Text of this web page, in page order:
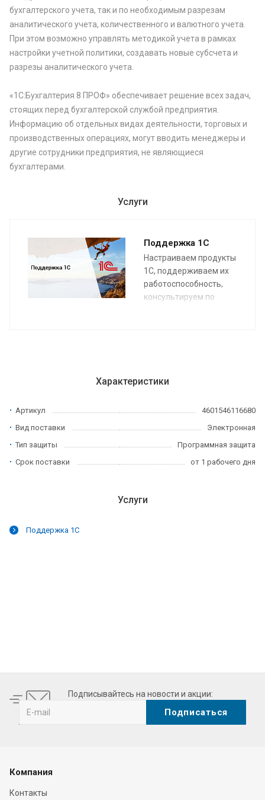
бухгалтерского учета, так и по необходимым разрезам
аналитического учета, количественного и валютного учета.
При этом возможно управлять методикой учета в рамках
настройки учетной политики, создавать новые субсчета и
разрезы аналитического учета.
«1С:Бухгалтерия 8 ПРОФ» обеспечивает решение всех задач,
стоящих перед бухгалтерской службой предприятия.
Информацию об отдельных видах деятельности, торговых и
производственных операциях, могут вводить менеджеры и
другие сотрудники предприятия, не являющиеся
бухгалтерами.
Услуги
Поддержка 1С
Настраиваем продукты
1С, поддерживаем их
работоспособность,
консультируем по
Характеристики
Артикул
4601546116680
Вид поставки
Электронная
Тип защиты
Программная защита
Срок поставки
от 1 рабочего дня
Услуги
Поддержка 1С
Подписывайтесь на новости и акции:
Компания
Контакты